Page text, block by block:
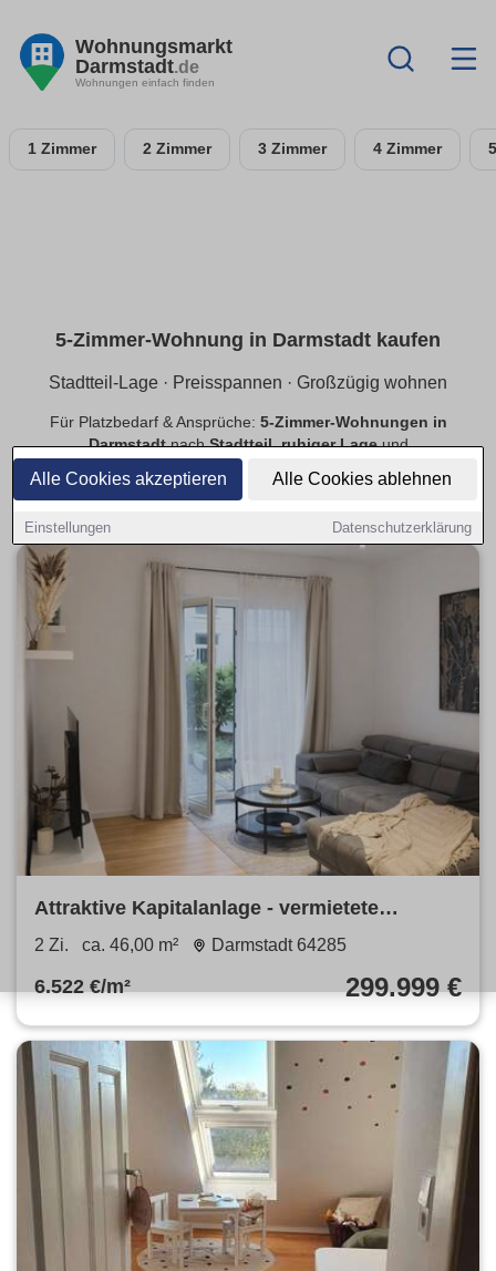
Alle Cookies akzeptieren Alle Cookies ablehnen
Einstellungen Datenschutzerklärung
Wohnungsmarkt
Darmstadt.de
Wohnungen einfach finden
1 Zimmer 2 Zimmer 3 Zimmer 4 Zimmer
5-Zimmer-Wohnung in Darmstadt kaufen
Stadtteil-Lage · Preisspannen · Großzügig wohnen
Für Platzbedarf & Ansprüche: 5-Zimmer-Wohnungen in
DarmstadtnachStadtteil,ruhiger Lageund
provisionsfreie
passender Ausstattung.
Attraktive Kapitalanlage - vermietete
Gartenwohnung in 1A Lage
2 Zi. ca. 46,00 m² Darmstadt 64285
6.522 €/m² 299.999 €